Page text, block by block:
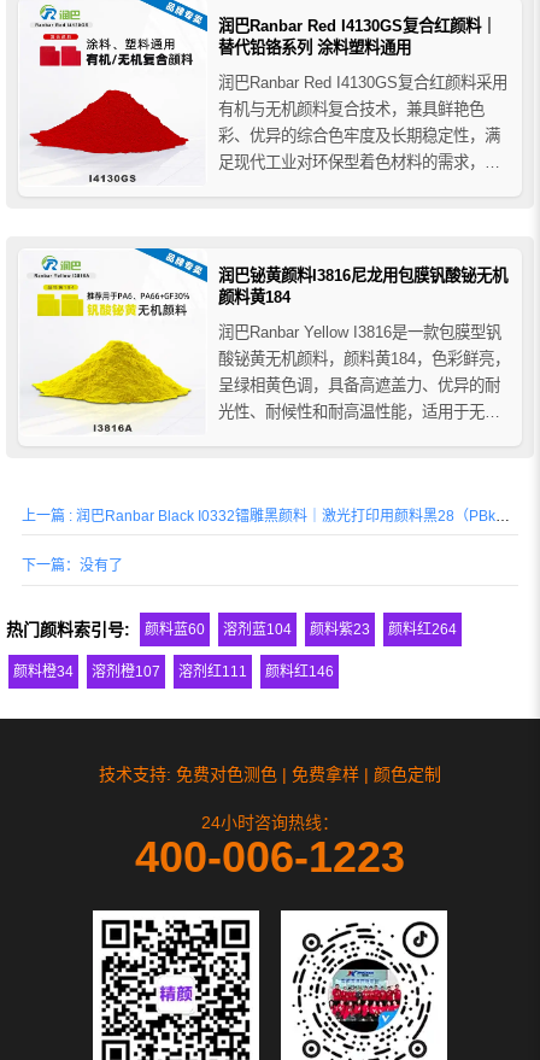
展高性能...
润巴Ranbar Red I4130GS复合红颜料｜
替代铅铬系列 涂料塑料通用
润巴Ranbar Red I4130GS复合红颜料采用
有机与无机颜料复合技术，兼具鲜艳色
彩、优异的综合色牢度及长期稳定性，满
足现代工业对环保型着色材料的需求，可
润巴铋黄颜料I3816尼龙用包膜钒酸铋无机
颜料黄184
润巴Ranbar Yellow I3816是一款包膜型钒
酸铋黄无机颜料，颜料黄184，色彩鲜亮，
呈绿相黄色调，具备高遮盖力、优异的耐
光性、耐候性和耐高温性能，适用于无铅
上一篇 : 润巴Ranbar Black I0332镭雕黑颜料｜激光打印用颜料黑28（PBk28）
下一篇：没有了
热门颜料索引号: 颜料蓝60 溶剂蓝104 颜料紫23 颜料红264
颜料橙34 溶剂橙107 溶剂红111 颜料红146
技术支持: 免费对色测色 | 免费拿样 | 颜色定制
24小时咨询热线：
400-006-1223